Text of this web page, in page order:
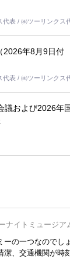
表 / ㈱ツーリンクス
2026年8月9日付
表 / ㈱ツーリンクス
議および2026年
ナイトミュージ
ーの一つなのでし
潔、交通機関が時